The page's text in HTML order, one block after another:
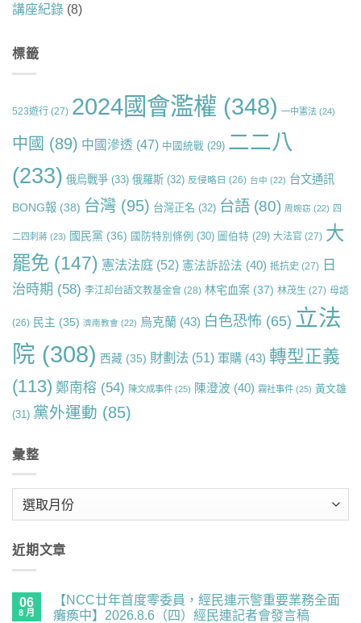
講座紀錄 (8)
標籤
523遊行 (27) 2024國會濫權 (348) 一中憲法 (24)
中國 (89) 中國滲透 (47) 中國統戰 (29) 二二八
(233) 俄烏戰爭 (33) 俄羅斯 (32) 反侵略日 (26) 台中 (22) 台文通訊
BONG報 (38) 台灣 (95) 台灣正名 (32) 台語 (80) 周婉窈 (22) 四
二四刺蔣 (23) 國民黨 (36) 國防特別條例 (30) 圖伯特 (29) 大法官 (27) 大
罷免 (147) 憲法法庭 (52) 憲法訴訟法 (40) 抵抗史 (27) 日
治時期 (58) 李江却台語文教基金會 (28) 林宅血案 (37) 林茂生 (27) 母語
(26) 民主 (35) 濟南教會 (22) 烏克蘭 (43) 白色恐怖 (65) 立法
院 (308) 西藏 (35) 財劃法 (51) 軍購 (43) 轉型正義
(113) 鄭南榕 (54) 陳文成事件 (25) 陳澄波 (40) 霧社事件 (25) 黃文雄
(31) 黨外運動 (85)
彙整
近期文章
06
8 月
【NCC廿年首度零委員，經民連示警重要業務全面
癱瘓中】2026.8.6（四）經民連記者會發言稿